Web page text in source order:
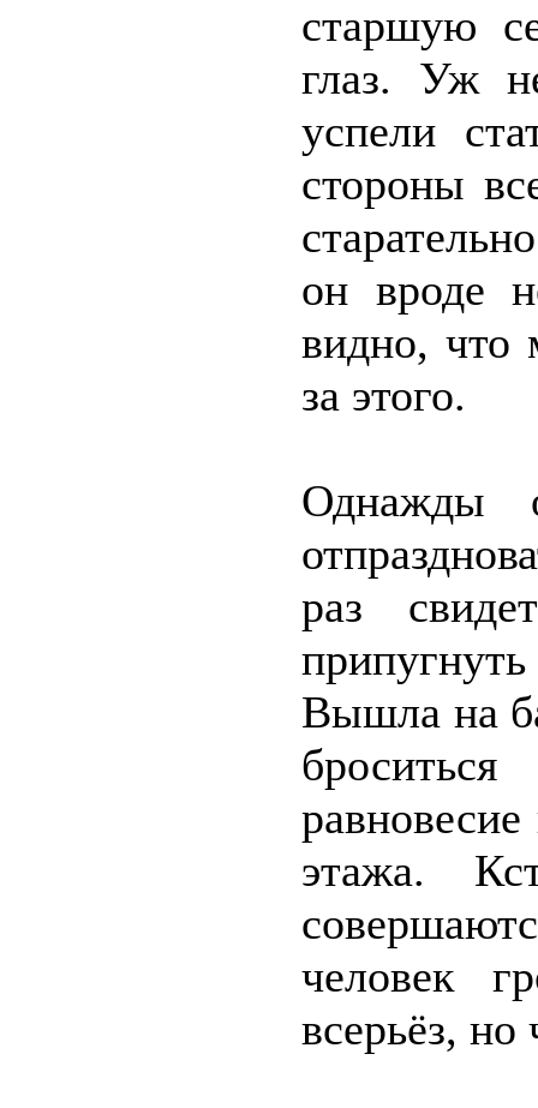
старшую
глаз. Уж
успели
стороны
он вроде
видно, что
за этого.
Однажды
раз
Вышла на
этажа.
человек
всерьёз, но